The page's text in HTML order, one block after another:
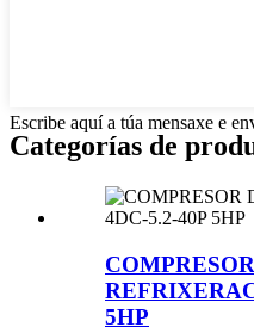
Escribe aquí a túa mensaxe e
Categorías de
5HP